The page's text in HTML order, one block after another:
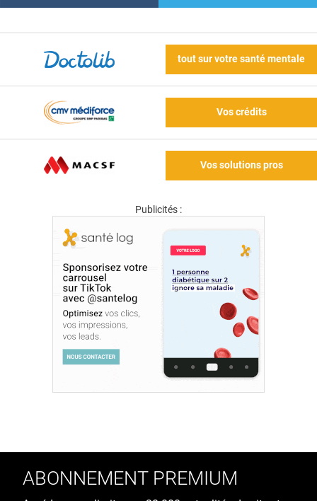
tout sur votre santé mentale
Vos crédits
Vos solutions pros
Publicités :
ABONNEMENT PREMIUM